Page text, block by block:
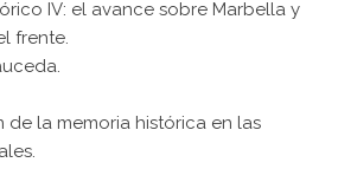
IV: el avance sobre Marbella y
frente.
de la memoria histórica en las